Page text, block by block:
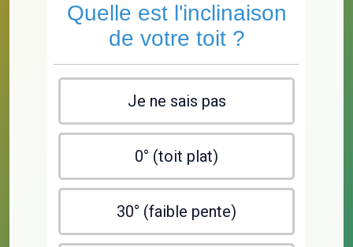
Quelle est l'inclinaison
de votre toit ?
Je ne sais pas
0° (toit plat)
30° (faible pente)